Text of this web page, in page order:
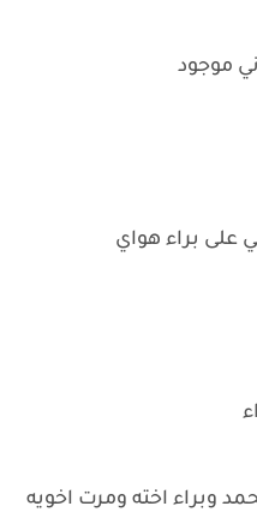
موجود
على براء هواي
وبراء اخته ومرت اخويه